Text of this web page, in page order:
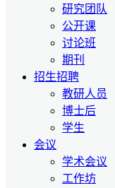
研究团队
公开课
讨论班
期刊
招生招聘
教研人员
博士后
学生
会议
学术会议
工作坊